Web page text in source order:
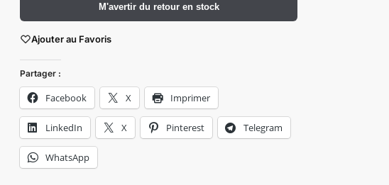
​M'avertir du retour en stock
Ajouter au Favoris
Partager :
Facebook X Imprimer
LinkedIn X Pinterest Telegram
WhatsApp